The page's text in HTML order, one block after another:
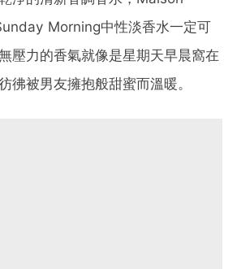
Morning中性淡香水一定可
壓力的香氣就像是星期天早晨窩在
彿被男友擁抱般甜蜜而溫暖。